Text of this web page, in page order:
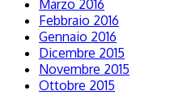
Marzo 2016
Febbraio 2016
Gennaio 2016
Dicembre 2015
Novembre 2015
Ottobre 2015